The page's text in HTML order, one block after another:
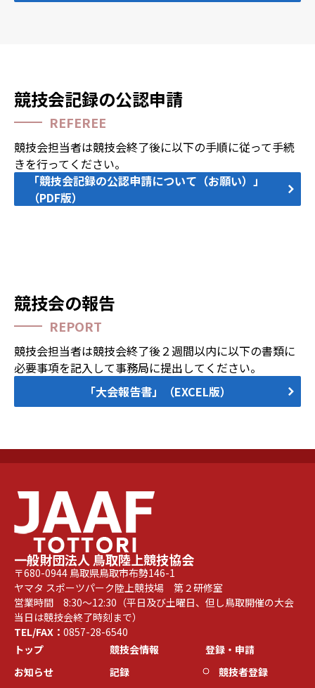
競技会記録の公認申請
REFEREE
競技会担当者は競技会終了後に以下の手順に従って手続
きを行ってください。
「競技会記録の公認申請について（お願い）」
（PDF版）
競技会の報告
REPORT
競技会担当者は競技会終了後２週間以内に以下の書類に
必要事項を記入して事務局に提出してください。
「大会報告書」（EXCEL版）
一般財団法人 鳥取陸上競技協会
〒680-0944 鳥取県鳥取市布勢146-1
ヤマタ スポーツパーク陸上競技場 第２研修室
営業時間 8:30～12:30（平日及び土曜日、但し鳥取開催の大会
当日は競技会終了時刻まで）
TEL/FAX： 0857-28-6540
トップ
お知らせ
競技会情報
記録
登録・申請
競技者登録